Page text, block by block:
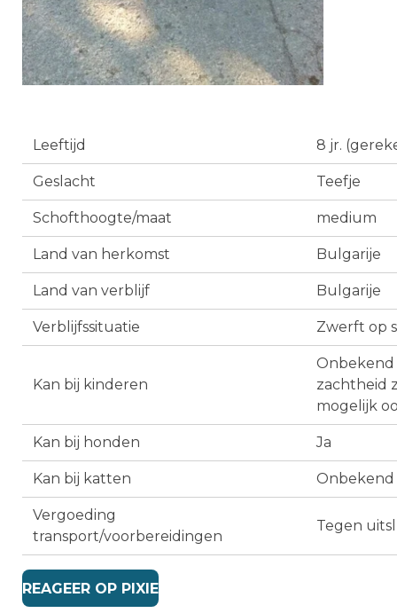
Leeftijd 8 jr.
Geslacht Teefje
Schofthoogte/maat medium
Land van herkomst Bulgarije
Land van verblijf Bulgarije
Verblijfssituatie Zwerft op
Kan bij kinderen
Onbekend
zachtheid
mogelijk
Kan bij honden Ja
Kan bij katten Onbekend
Vergoeding
transport/voorbereidingen
Tegen
REAGEER OP PIXIE